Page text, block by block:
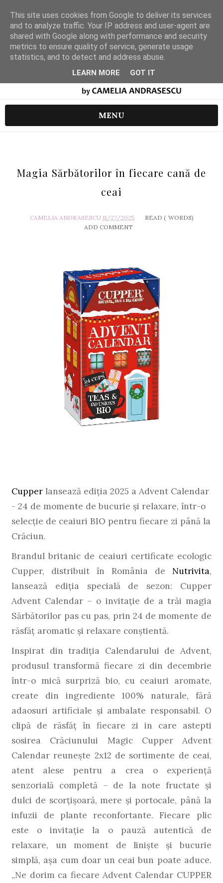
MENU
Magia Sărbătorilor în fiecare cană de
ceai
CAMELIA ANDRASESCU 11/27/2025 READ ( WORDS)
ADD COMMENT
Cupper lansează ediția 2025 a Advent Calendar
- 24 de momente de bucurie și relaxare, într-o
selecție de ceaiuri BIO pentru fiecare zi până la
Crăciun.
Brandul britanic de ceaiuri certificate ecologic
Cupper, distribuit în România de Nutrivita,
lansează ediția specială de sezon: Cupper
Advent Calendar – o invitație de a trăi magia
Sărbătorilor pas cu pas, prin 24 de momente de
răsfăț aromatic și relaxare conștientă.
Inspirat din tradiția Calendarului de Advent,
produsul transformă fiecare zi din decembrie
într-o mică surpriză bio, cu ceaiuri aromate,
create din ingrediente 100% naturale, fără
adaosuri artificiale și ambalate responsabil. O
clipă de răsfăț în fiecare zi in care astepti
sosirea Crăciunului Magic Cupper Advent
Calendar reunește 2x12 de sortimente de ceai,
atent alese pentru a crea o experiență
senzorială completă – de la note fructate și
dulci de scorțișoară, mere și portocale, până la
infuzii de plante reconfortante. Fiecare plic
este o invitație la o pauză autentică de
relaxare, un moment de liniște și bucurie
simplă, așa cum doar un ceai bun poate aduce.
„Ne dorim ca fiecare Advent Calendar CUPPER
This site uses cookies from Google to deliver its services
and to analyze traffic. Your IP address and user-agent are
shared with Google along with performance and security
metrics to ensure quality of service, generate usage
statistics, and to detect and address abuse.
LEARN MORE GOT IT